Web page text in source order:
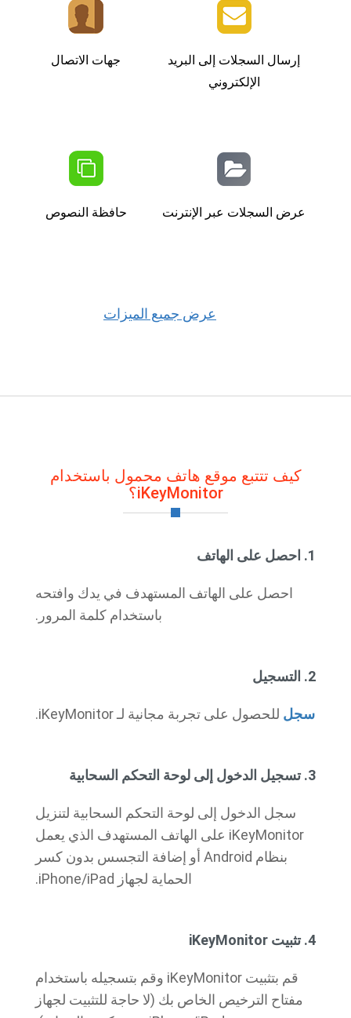
جهات الاتصال
إرسال السجلات إلى البريد
الإلكتروني
حافظة النصوص عرض السجلات عبر الإنترنت
عرض جميع الميزات
كيف تتتبع موقع هاتف محمول باستخدام
iKeyMonitor؟
1. احصل على الهاتف
احصل على الهاتف المستهدف في يدك وافتحه
باستخدام كلمة المرور.
2. التسجيل
سجل للحصول على تجربة مجانية لـ iKeyMonitor.
3. تسجيل الدخول إلى لوحة التحكم السحابية
سجل الدخول إلى لوحة التحكم السحابية لتنزيل
iKeyMonitor على الهاتف المستهدف الذي يعمل
بنظام Android أو إضافة التجسس بدون كسر
الحماية لجهاز iPhone/iPad.
4. تثبيت iKeyMonitor
قم بتثبيت iKeyMonitor وقم بتسجيله باستخدام
مفتاح الترخيص الخاص بك (لا حاجة للتثبيت لجهاز